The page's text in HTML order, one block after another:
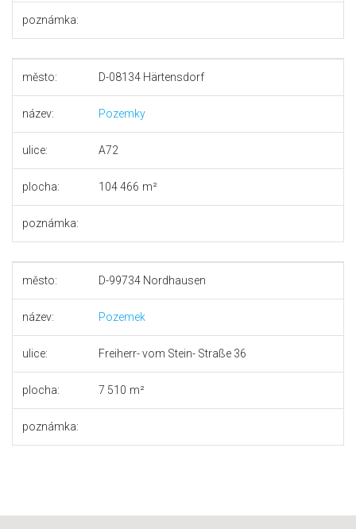
poznámka:
město: D-08134 Härtensdorf
název: Pozemky
ulice: A72
plocha: 104 466
poznámka:
město: D-99734 Nordhausen
název: Pozemek
ulice: Freiherr- vom Stein- Straße 36
plocha: 7 510
poznámka: